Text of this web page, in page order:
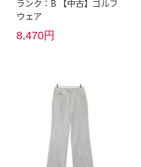
ランク：B 【中古】ゴルフ
ウェア
8,470円